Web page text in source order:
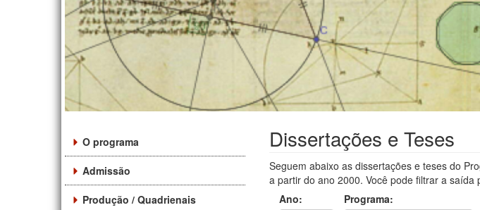
O programa
Admissão
Produção / Quadrienais
Dissertações e Teses
Seguem abaixo as dissertações e teses do
a partir do ano 2000. Você pode filtrar a saída
Ano:
Programa: